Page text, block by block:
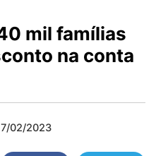
mil famílias
na conta
02/2023